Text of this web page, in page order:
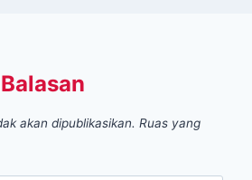
akan dipublikasikan. Ruas yang